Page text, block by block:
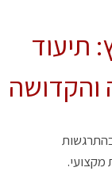
תיעוד
והקדושה